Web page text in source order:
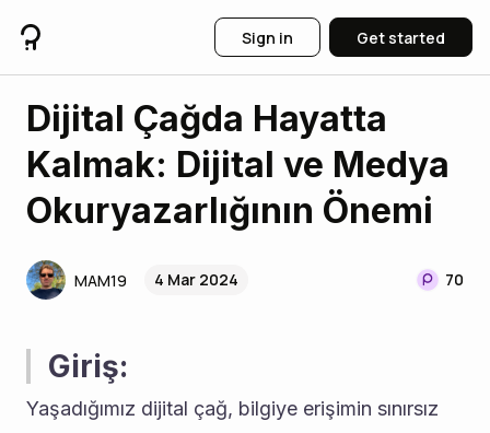
Sign in Get started
Dijital Çağda Hayatta
Kalmak: Dijital ve Medya
Okuryazarlığının Önemi
MAM19 4 Mar 2024 70
Giriş:
Yaşadığımız dijital çağ, bilgiye erişimin sınırsız